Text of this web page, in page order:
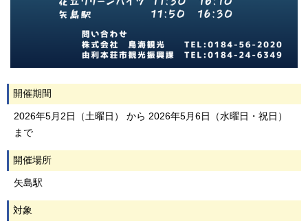
開催期間
2026年5月2日（土曜日） から 2026年5月6日（水曜日・祝日）
まで
開催場所
矢島駅
対象